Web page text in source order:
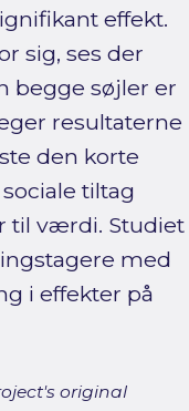
effekt.
sig, ses der
begge søjler er
resultaterne
den korte
tiltag
til værdi. Studiet
med
i effekter på
original